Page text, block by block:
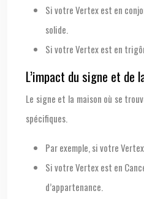
Si votre Vertex est en
solide.
Si votre Vertex est en
L’impact du signe et de
Le signe et la maison où se
spécifiques.
Par exemple, si votre
Si votre Vertex est en
d’appartenance.